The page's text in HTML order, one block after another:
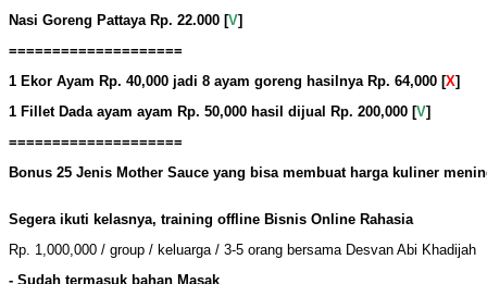
Nasi Goreng Pattaya Rp. 22.000 [V]
====================
1 Ekor Ayam Rp. 40,000 jadi 8 ayam goreng hasilnya Rp. 64,000 [X]
1 Fillet Dada ayam ayam Rp. 50,000 hasil dijual Rp. 200,000 [V]
====================
Bonus 25 Jenis Mother Sauce yang bisa membuat harga kuliner
Segera ikuti kelasnya, training offline Bisnis Online Rahasia
Rp. 1,000,000 / group / keluarga / 3-5 orang bersama Desvan Abi Khadijah
- Sudah termasuk bahan Masak